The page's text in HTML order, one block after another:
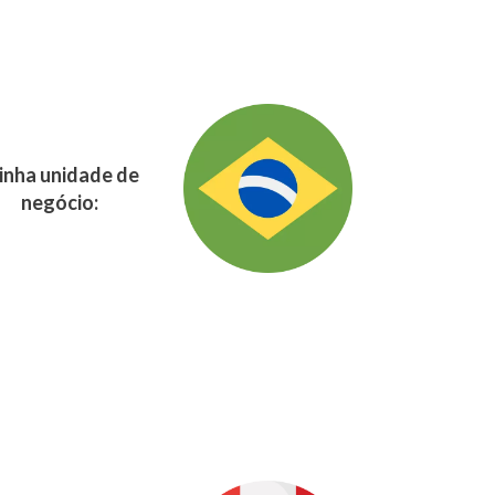
unidade de
negócio: